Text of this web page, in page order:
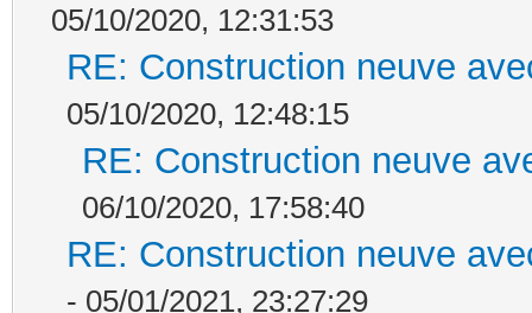
05/10/2020, 12:31:53
RE: Construction neuve
05/10/2020, 12:48:15
RE: Construction neuve
06/10/2020, 17:58:40
RE: Construction neuve
- 05/01/2021, 23:27:29